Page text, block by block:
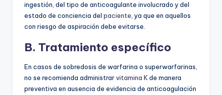
ingestión, del tipo de anticoagulante involucrado y del
estado de conciencia del paciente , ya que en aquellos
con riesgo de aspiración debe evitarse.
B. Tratamiento específico
En casos de sobredosis de warfarina o superwarfarinas,
no se recomienda administrarvitamina Kde manera
preventiva en ausencia de evidencia de anticoagulación